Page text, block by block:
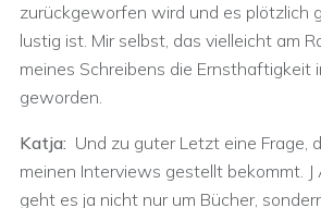
zurückgeworfen wird und es plötzlich
lustig ist. Mir selbst, das vielleicht am
meines Schreibens die Ernsthaftigkeit
geworden.
Katja: Und zu guter Letzt eine Frage,
meinen Interviews gestellt bekommt. J
geht es ja nicht nur um Bücher,